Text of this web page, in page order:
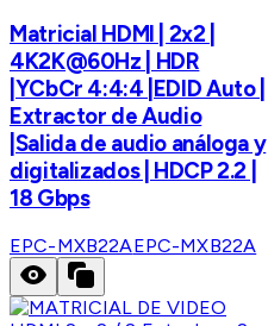
Matricial HDMI | 2x2 |
4K2K@60Hz | HDR
|YCbCr 4:4:4 |EDID Auto |
Extractor de Audio
|Salida de audio análoga y
digitalizados | HDCP 2.2 |
18 Gbps
EPC-MXB22AEPC-MXB22A